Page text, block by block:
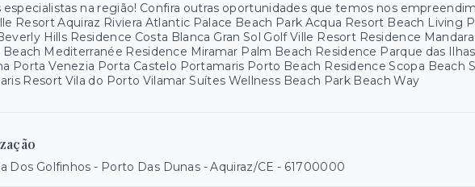
especialistas na região! Confira outras oportunidades que temos nos
Resort Aquiraz Riviera Atlantic Palace Beach Park Acqua Resort Beach Living
Hills Residence Costa Blanca Gran Sol Golf Ville Resort Residence
Beach Mediterranée Residence Miramar Palm Beach Residence Parque das
Porta Venezia Porta Castelo Portamaris Porto Beach Residence Scopa Beach
Resort Vila do Porto Vilamar Suítes Wellness Beach Park Beach Way
Dos Golfinhos - Porto Das Dunas - Aquiraz/CE - 61700000